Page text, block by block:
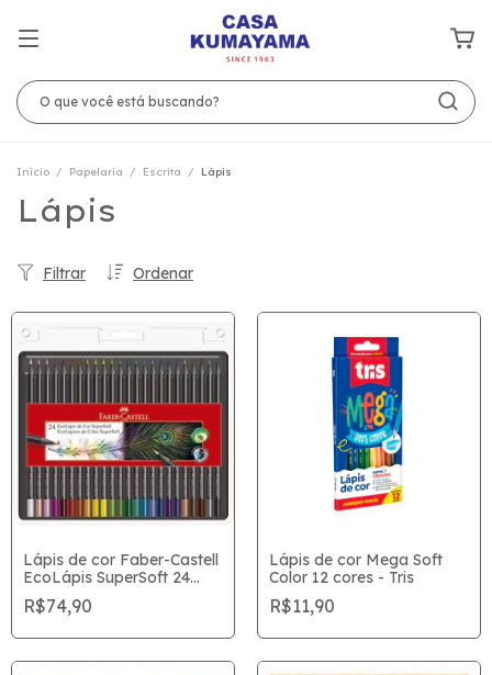
Início / Papelaria / Escrita / Lápis
Lápis
Ordenar
Filtrar
Lápis de cor Faber-Castell
EcoLápis SuperSoft 24
Cores
R$74,90
Lápis de cor Mega Soft
Color 12 cores - Tris
R$11,90